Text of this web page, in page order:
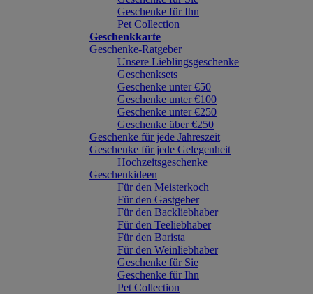
Geschenke für Ihn
Pet Collection
Geschenkkarte
Geschenke-Ratgeber
Unsere Lieblingsgeschenke
Geschenksets
Geschenke unter €50
Geschenke unter €100
Geschenke unter €250
Geschenke über €250
Geschenke für jede Jahreszeit
Geschenke für jede Gelegenheit
Hochzeitsgeschenke
Geschenkideen
Für den Meisterkoch
Für den Gastgeber
Für den Backliebhaber
Für den Teeliebhaber
Für den Barista
Für den Weinliebhaber
Geschenke für Sie
Geschenke für Ihn
Pet Collection